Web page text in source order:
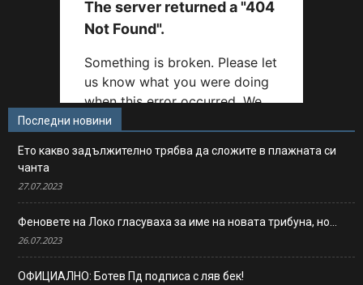
Последни новини
Ето какво задължително трябва да сложите в плажната си
чанта
27.07.2023
Феновете на Локо гласуваха за име на новата трибуна, но…
26.07.2023
ОФИЦИАЛНО: Ботев Пд подписа с ляв бек!